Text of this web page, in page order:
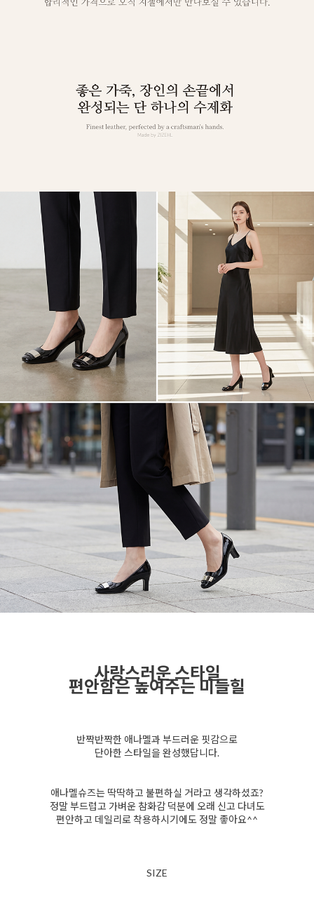
사랑스러운 스타일
편안함은 높여주는 미들힐
반짝반짝한 애나멜과 부드러운 핏감으로
단아한 스타일을 완성했답니다.
애나멜슈즈는 딱딱하고 불편하실 거라고 생각하셨죠?
정말 부드럽고 가벼운 참화감 덕분에 오래 신고 다녀도
편안하고 데일리로 착용하시기에도 정말 좋아요^^
SIZE